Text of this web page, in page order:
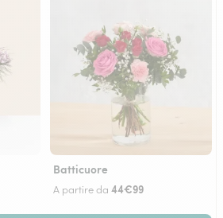
Batticuore
A partire da 44€99